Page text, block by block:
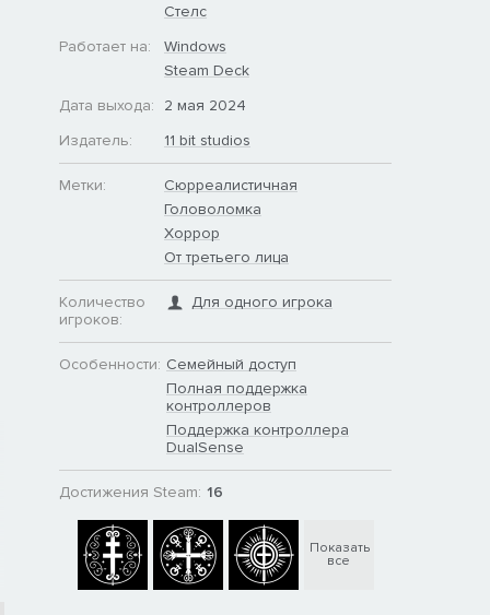
Стелс
Работает на:
Windows
Steam Deck
Дата выхода:
2 мая 2024
Издатель:
11 bit studios
Метки:
Сюрреалистичная
Головоломка
Хоррор
От третьего лица
Количество
игроков:
Для одного игрока
Особенности: Семейный доступ
Полная поддержка
контроллеров
Поддержка контроллера
DualSense
Достижения Steam: 16
Показать
все